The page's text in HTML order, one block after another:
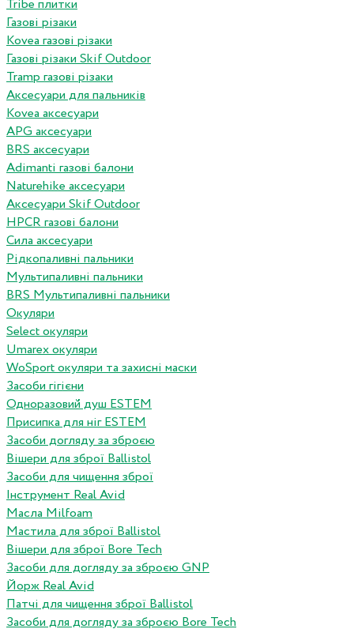
Tribe плитки
Газові різаки
Kovea газові різаки
Газові різаки Skif Outdoor
Tramp газові різаки
Аксесуари для пальників
Kovea аксесуари
APG аксесуари
BRS аксесуари
Adimanti газові балони
Naturehike аксесуари
Аксесуари Skif Outdoor
HPCR газові балони
Сила аксесуари
Рідкопаливні пальники
Мультипаливні пальники
BRS Мультипаливні пальники
Окуляри
Select окуляри
Umarex окуляри
WoSport окуляри та захисні маски
Засоби гігієни
Одноразовий душ ESTEM
Присипка для ніг ESTEM
Засоби догляду за зброєю
Вішери для зброї Ballistol
Засоби для чищення зброї
Інструмент Real Avid
Масла Milfoam
Мастила для зброї Ballistol
Вішери для зброї Bore Tech
Засоби для догляду за зброєю GNP
Йорж Real Avid
Патчі для чищення зброї Ballistol
Засоби для догляду за зброєю Bore Tech